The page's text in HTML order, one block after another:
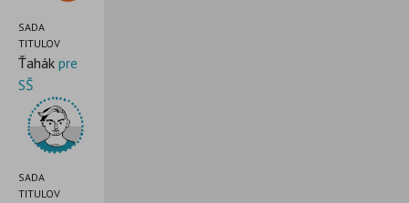
SADA
TITULOV
Ťahák pre
SŠ
SADA
TITULOV